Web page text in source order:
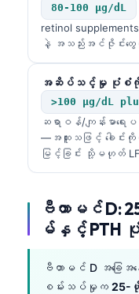
80-100 µg/dL
retinol
နဲ့ အသည်းအင်ဇိုင်းတွ
အဆိပ်သင့်မှု ပုံစံကို
>100 µg/dL
ဆရာဝန်/ကျန်းမာရ
—အထူးသဖြင့် ခေါင်
မြင့်ခြင်း သို့မဟုတ်
ဗီတာမင် D:
မ်နှင့် PTH ပုံ
ဗီတာမင် D အခြေအ
စမ်းသပ်မှုက 25-